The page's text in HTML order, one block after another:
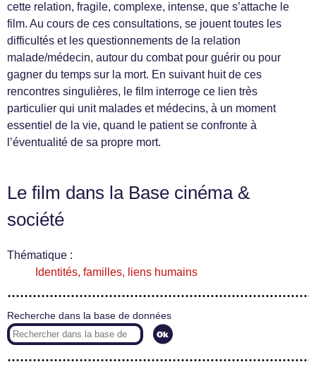
cette relation, fragile, complexe, intense, que s’attache le
film. Au cours de ces consultations, se jouent toutes les
difficultés et les questionnements de la relation
malade/médecin, autour du combat pour guérir ou pour
gagner du temps sur la mort. En suivant huit de ces
rencontres singulières, le film interroge ce lien très
particulier qui unit malades et médecins, à un moment
essentiel de la vie, quand le patient se confronte à
l’éventualité de sa propre mort.
Le film dans la Base cinéma &
société
Thématique :
Identités, familles, liens humains
Recherche dans la base de données